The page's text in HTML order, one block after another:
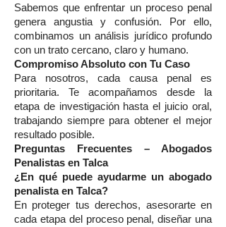
Sabemos que enfrentar un proceso penal
genera angustia y confusión. Por ello,
combinamos un análisis jurídico profundo
con un trato cercano, claro y humano.
Compromiso Absoluto con Tu Caso
Para nosotros, cada causa penal es
prioritaria. Te acompañamos desde la
etapa de investigación hasta el juicio oral,
trabajando siempre para obtener el mejor
resultado posible.
Preguntas Frecuentes – Abogados
Penalistas en Talca
¿En qué puede ayudarme un abogado
penalista en Talca?
En proteger tus derechos, asesorarte en
cada etapa del proceso penal, diseñar una